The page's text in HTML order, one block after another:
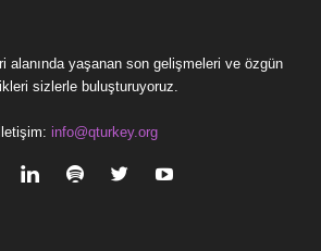
alanında yaşanan son gelişmeleri ve özgün
sizlerle buluşturuyoruz.
İletişim: info@qturkey.org